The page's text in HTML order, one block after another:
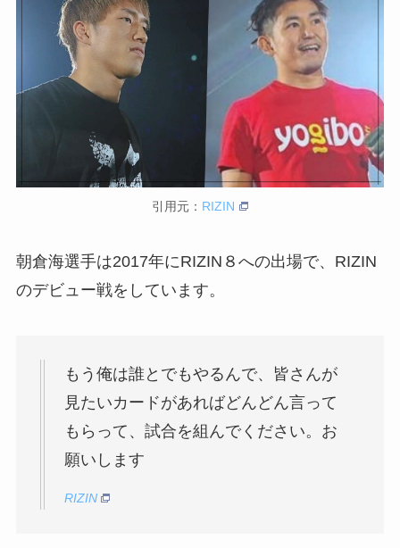
引用元： RIZIN
朝倉海選手は2017年にRIZIN８への出場で、RIZIN
のデビュー戦をしています。
もう俺は誰とでもやるんで、皆さんが
見たいカードがあればどんどん言って
もらって、試合を組んでください。お
願いします
RIZIN